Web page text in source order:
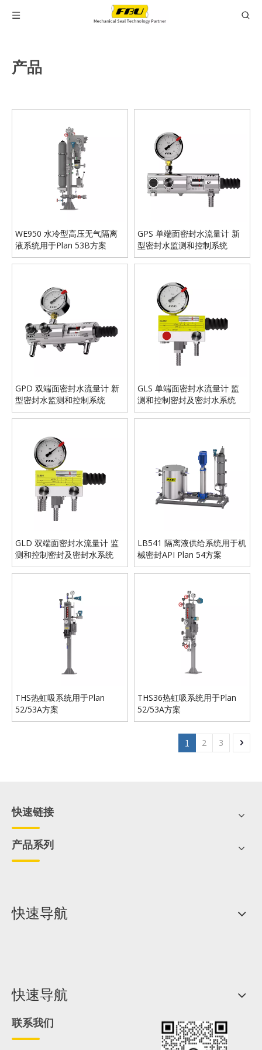
产品
WE950 水冷型高压无气隔离
液系统用于Plan 53B方案
GPS 单端面密封水流量计 新
型密封水监测和控制系统
GPD 双端面密封水流量计 新
型密封水监测和控制系统
GLS 单端面密封水流量计 监
测和控制密封及密封水系统
GLD 双端面密封水流量计 监
测和控制密封及密封水系统
LB541 隔离液供给系统用于机
械密封API Plan 54方案
THS热虹吸系统用于Plan
52/53A方案
THS36热虹吸系统用于Plan
52/53A方案
1 2 3
快速链接
产品系列
快速导航
快速导航
联系我们